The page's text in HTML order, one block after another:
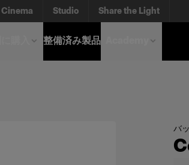
Cinema Studio Share the Light
整備済み製品
バ